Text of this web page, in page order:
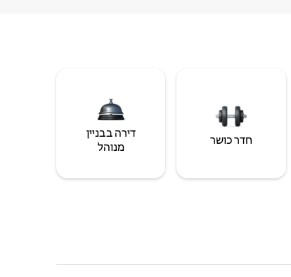
חדר כושר
דירה בבניין
מנוהל